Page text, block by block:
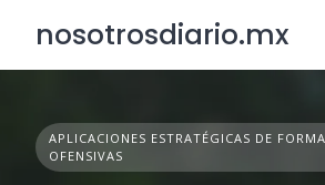
content
nosotrosdiario.mx
APLICACIONES ESTRATÉGICAS DE
OFENSIVAS